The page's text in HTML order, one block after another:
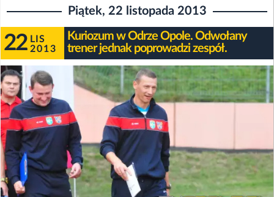
Piątek, 22 listopada 2013
22 LIS
2013
Kuriozum w Odrze Opole. Odwołany
trener jednak poprowadzi zespół.